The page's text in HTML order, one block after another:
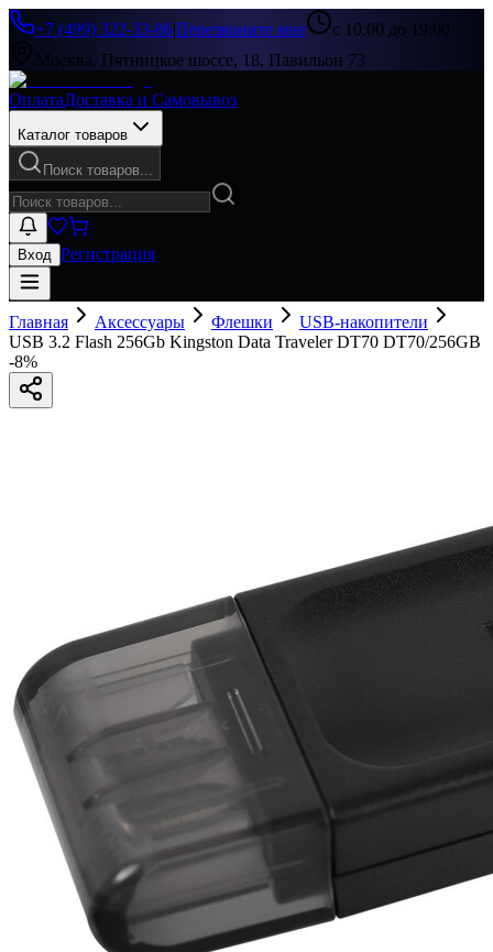
+7 (499) 322-33-86|Перезвоните мне
с 10:00 до 19:00
Москва, Пятницкое шоссе, 18, Павильон 73
ОплатаДоставка и Самовывоз
Каталог товаров
Поиск товаров...
Вход Регистрация
Главная Аксессуары Флешки
USB-накопители
USB 3.2 Flash 256Gb Kingston Data Traveler DT70 DT70/256GB
-8%